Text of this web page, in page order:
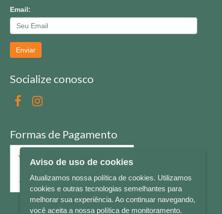
Email:
Enviar
Socialize conosco
Formas de Pagamento
Aviso de uso de cookies
Atualizamos nossa política de cookies. Utilizamos
cookies e outras tecnologias semelhantes para
melhorar sua experiência. Ao continuar navegando,
você aceita a nossa política de monitoramento.